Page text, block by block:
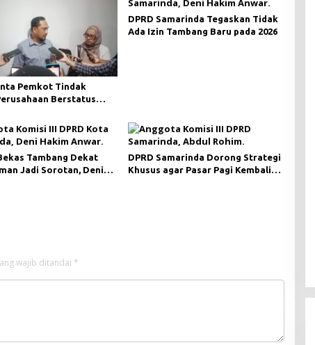
Pemkot Tindak
Berstatus
DPRD Samarinda Tegaskan Tidak
Ada Izin Tambang Baru pada 2026
Tambang Dekat
Jadi Sorotan, Deni
DPRD Samarinda Dorong Strategi
Khusus agar Pasar Pagi Kembali
wajib ditandai *